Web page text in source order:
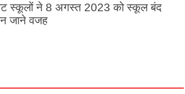
स्कूलों ने 8 अगस्त 2023 को स्कूल बंद
जाने वजह